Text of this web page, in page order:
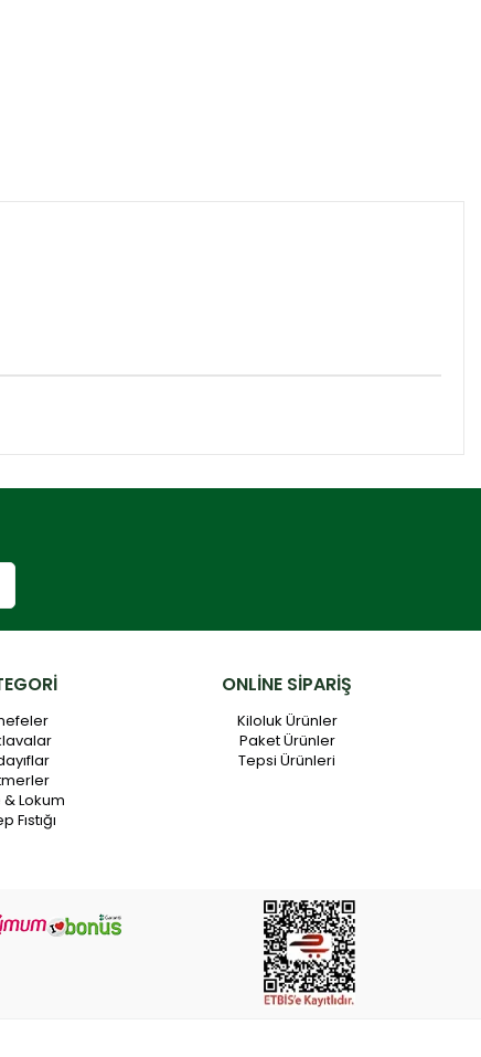
& Lokum
Fıstığı
ONLİNE SİPARİŞ
Kiloluk Ürünler
Paket Ürünler
Tepsi Ürünleri